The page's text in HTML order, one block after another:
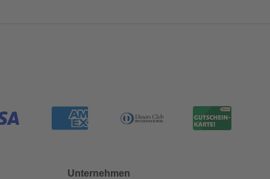
Unternehmen